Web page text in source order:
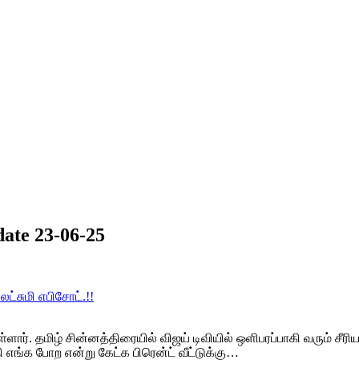
23-06-25
எபிசோட்.!!
தமிழ் சின்னத்திரையில் விஜய் டிவியில் ஒளிபரப்பாகி வரும்
எங்க போற என்று கேட்க பிரென்ட் வீட்டுக்கு…